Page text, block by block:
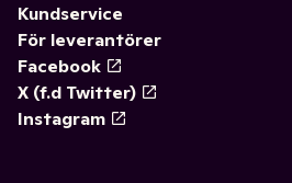
Kundservice
För leverantörer
Facebook
X (f.d Twitter)
Instagram